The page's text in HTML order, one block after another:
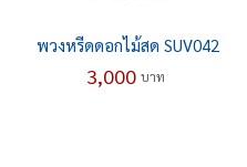
พวงหรีดดอกไม้สด SUV042
3,000 บาท